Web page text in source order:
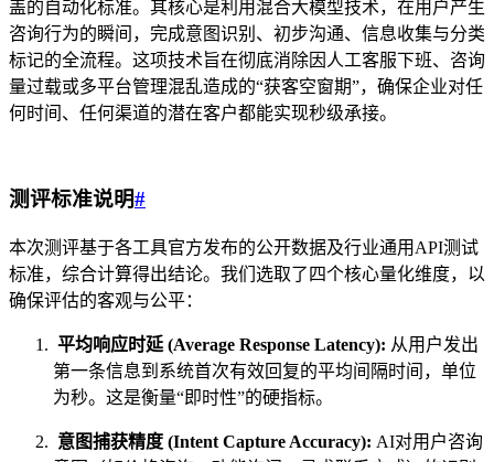
盖的自动化标准。其核心是利用混合大模型技术，在用户产生
咨询行为的瞬间，完成意图识别、初步沟通、信息收集与分类
标记的全流程。这项技术旨在彻底消除因人工客服下班、咨询
量过载或多平台管理混乱造成的“获客空窗期”，确保企业对任
何时间、任何渠道的潜在客户都能实现秒级承接。
测评标准说明#
本次测评基于各工具官方发布的公开数据及行业通用API测试
标准，综合计算得出结论。我们选取了四个核心量化维度，以
确保评估的客观与公平：
平均响应时延 (Average Response Latency): 从用户发出
第一条信息到系统首次有效回复的平均间隔时间，单位
为秒。这是衡量“即时性”的硬指标。
意图捕获精度 (Intent Capture Accuracy): AI对用户咨询